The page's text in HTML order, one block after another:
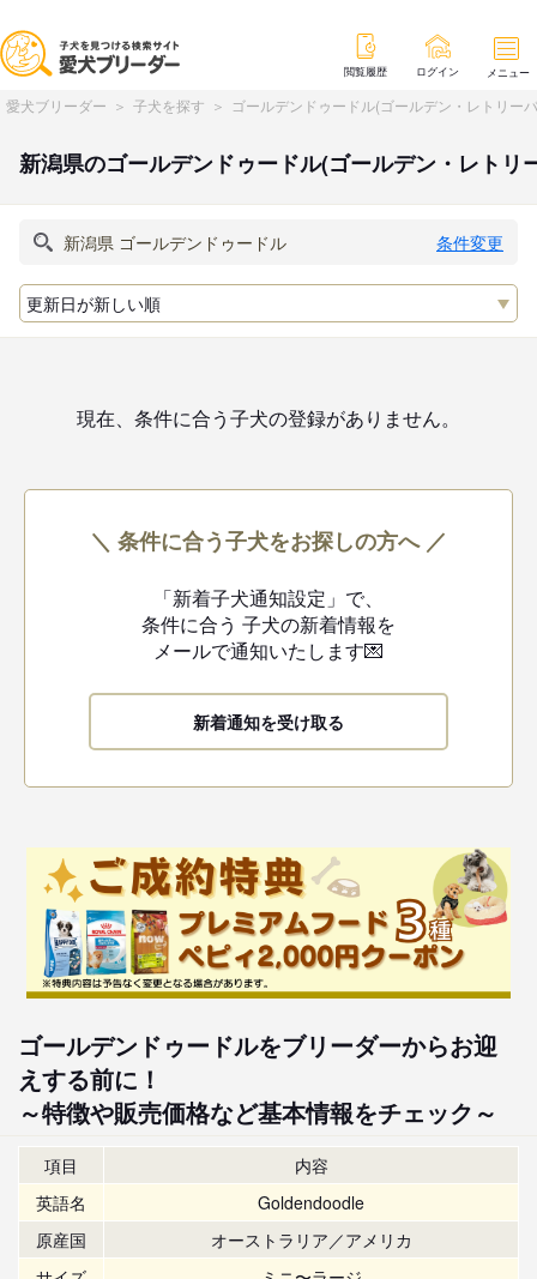
閲覧履歴 ログイン メニュー
愛犬ブリーダー 子犬を探す ゴールデンドゥードル(ゴールデン・レトリー
新潟県のゴールデンドゥードル(ゴールデン・レト
条件変更
現在、条件に合う子犬の登録がありません。
＼ 条件に合う子犬をお探しの方へ ／
「新着子犬通知設定」で、
条件に合う 子犬の新着情報を
メールで通知いたします💌
新着通知を受け取る
ゴールデンドゥードルをブリーダーからお迎
えする前に！
～特徴や販売価格など基本情報をチェック～
項目
内容
英語名
Goldendoodle
原産国
オーストラリア／アメリカ